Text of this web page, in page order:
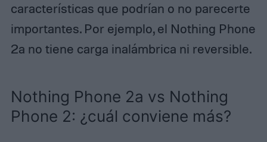
características que podrían o no parecerte
importantes. Por ejemplo, el Nothing Phone
2a no tiene carga inalámbrica ni reversible.
Nothing Phone 2a vs Nothing
Phone 2: ¿cuál conviene más?